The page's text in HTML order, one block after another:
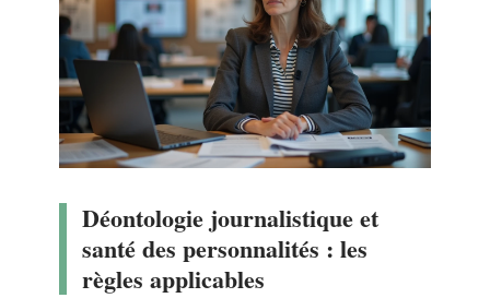
Déontologie journalistique et
santé des personnalités : les
règles applicables